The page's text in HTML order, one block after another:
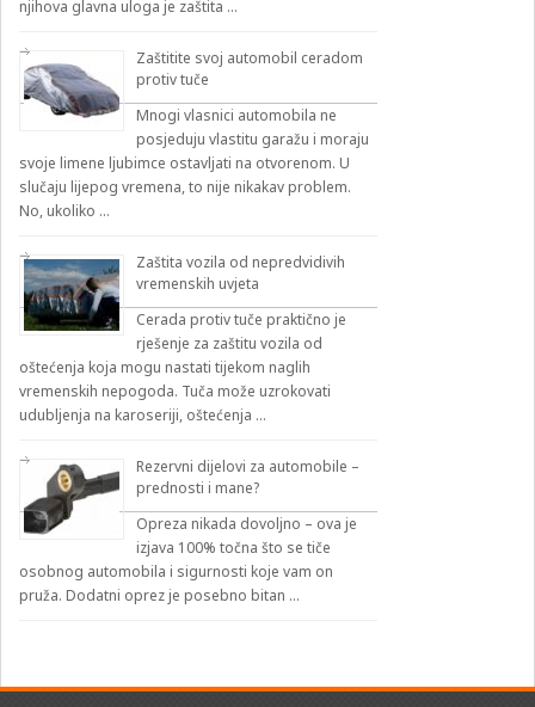
njihova glavna uloga je zaštita …
Zaštitite svoj automobil ceradom
protiv tuče
Mnogi vlasnici automobila ne
posjeduju vlastitu garažu i moraju
svoje limene ljubimce ostavljati na otvorenom. U
slučaju lijepog vremena, to nije nikakav problem.
No, ukoliko …
Zaštita vozila od nepredvidivih
vremenskih uvjeta
Cerada protiv tuče praktično je
rješenje za zaštitu vozila od
oštećenja koja mogu nastati tijekom naglih
vremenskih nepogoda. Tuča može uzrokovati
udubljenja na karoseriji, oštećenja …
Rezervni dijelovi za automobile –
prednosti i mane?
Opreza nikada dovoljno – ova je
izjava 100% točna što se tiče
osobnog automobila i sigurnosti koje vam on
pruža. Dodatni oprez je posebno bitan …